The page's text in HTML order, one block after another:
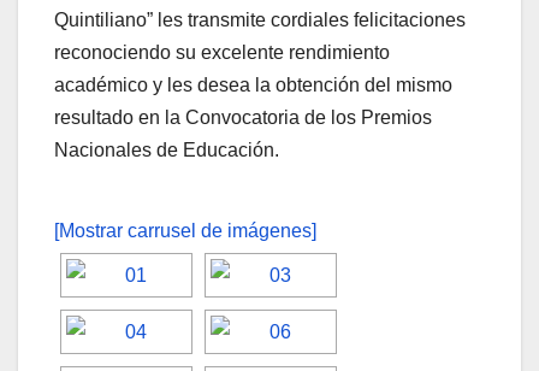
Quintiliano” les transmite cordiales felicitaciones
reconociendo su excelente rendimiento
académico y les desea la obtención del mismo
resultado en la Convocatoria de los Premios
Nacionales de Educación.
[Mostrar carrusel de imágenes]